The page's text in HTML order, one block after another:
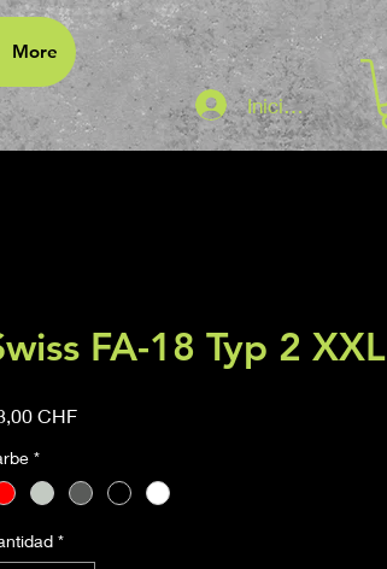
More
Iniciar sesión
FA-18 Typ 2 XXL
CHFPrecio
*
*